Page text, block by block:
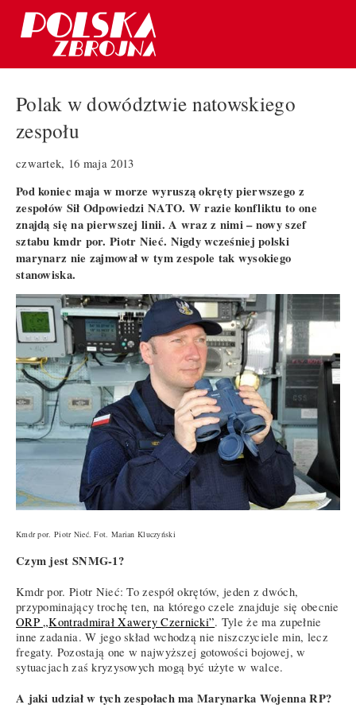
Polak w dowództwie natowskiego
zespołu
czwartek, 16 maja 2013
Pod koniec maja w morze wyruszą okręty pierwszego z
zespołów Sił Odpowiedzi NATO. W razie konfliktu to one
znajdą się na pierwszej linii. A wraz z nimi – nowy szef
sztabu kmdr por. Piotr Nieć. Nigdy wcześniej polski
marynarz nie zajmował w tym zespole tak wysokiego
stanowiska.
Kmdr por. Piotr Nieć. Fot. Marian Kluczyński
Czym jest SNMG-1?
Kmdr por. Piotr Nieć: To zespół okrętów, jeden z dwóch,
przypominający trochę ten, na którego czele znajduje się obecnie
ORP „Kontradmirał Xawery Czernicki”. Tyle że ma zupełnie
inne zadania. W jego skład wchodzą nie niszczyciele min, lecz
fregaty. Pozostają one w najwyższej gotowości bojowej, w
sytuacjach zaś kryzysowych mogą być użyte w walce.
A jaki udział w tych zespołach ma Marynarka Wojenna RP?